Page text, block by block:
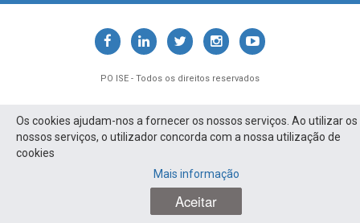
Os cookies ajudam-nos a fornecer os nossos serviços. Ao utilizar os
nossos serviços, o utilizador concorda com a nossa utilização de
cookies
Mais informação
Aceitar
PO ISE - Todos os direitos reservados